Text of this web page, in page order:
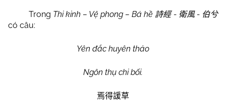
Trong Thi kinh – Vệ phong – Bá hề 詩經 - 衛風 - 伯兮
có câu:
Yên đắc huyên thảo
Ngôn thụ chi bối.
焉得諼草